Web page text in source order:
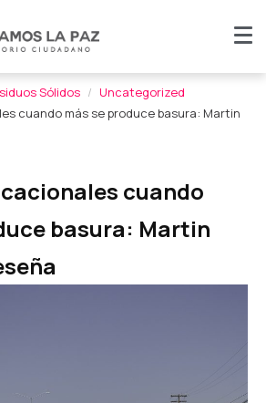
Sólidos
Uncategorized
cuando más se produce basura: Martin
cuando
basura: Martin